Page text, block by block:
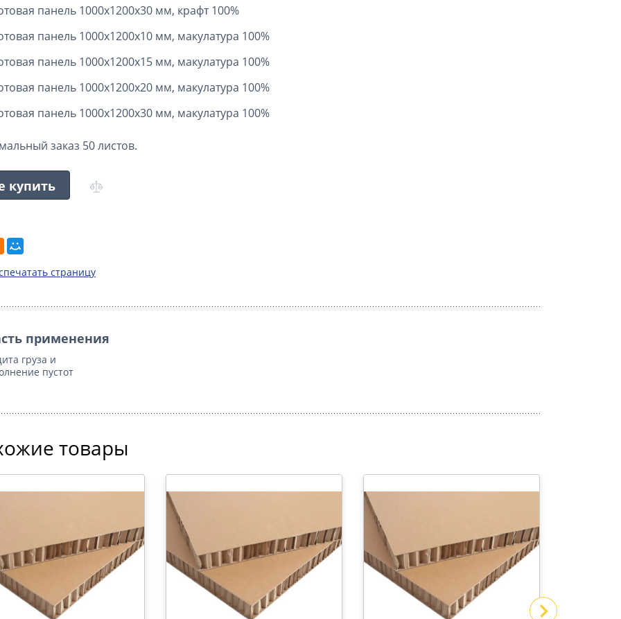
панель 1000х1200х30 мм, крафт 100%
панель 1000х1200х10 мм, макулатура 100%
панель 1000х1200х15 мм, макулатура 100%
панель 1000х1200х20 мм, макулатура 100%
панель 1000х1200х30 мм, макулатура 100%
заказ 50 листов.
купить
страницу
применения
груза и
пустот
товары